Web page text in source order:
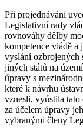
Při projednávání
Legislativní rady
rovnováhy dělby
kompetence vládě a
vyslání ozbrojených
jiných států na
úpravy s
které k návrhu
vznesli, vyústila tato
za účelem úpravy
vybranými členy